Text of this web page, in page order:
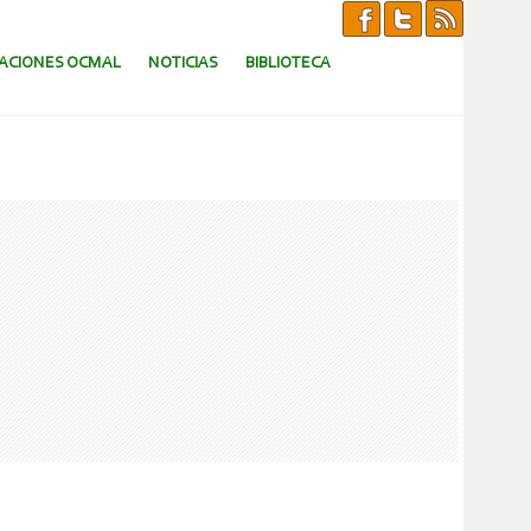
OCMAL NOTICIAS BIBLIOTECA